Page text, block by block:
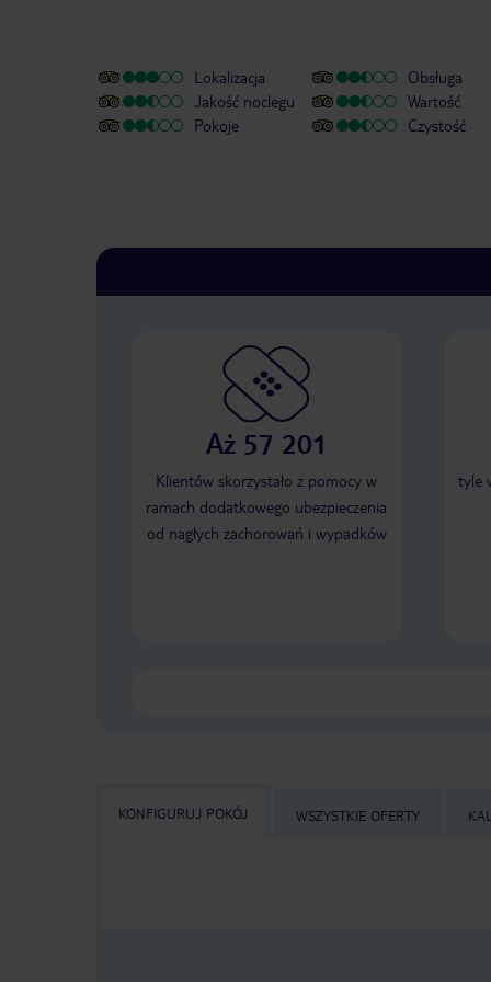
Lokalizacja
Jakość noclegu
Pokoje
Obsługa
Wartość
Czystość
Aż 57 201
Klientów skorzystało z pomocy w
ramach dodatkowego ubezpieczenia
od nagłych zachorowań i wypadków
tyle
KONFIGURUJ POKÓJ WSZYSTKIE OFERTY